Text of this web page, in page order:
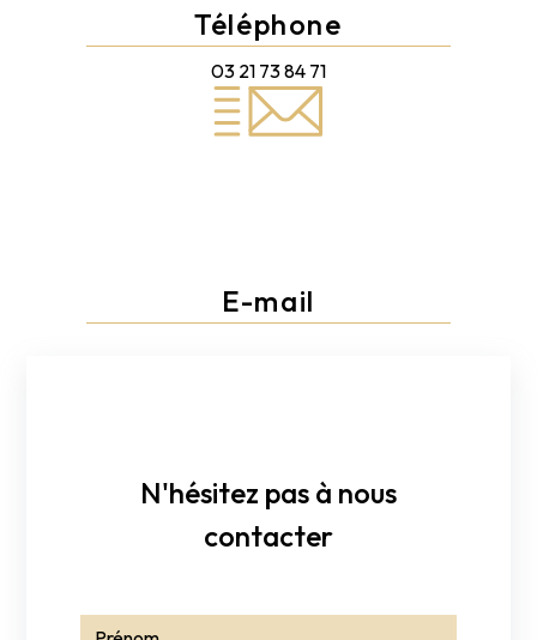
Téléphone
03 21 73 84 71
E-mail
N'hésitez pas à nous
contacter